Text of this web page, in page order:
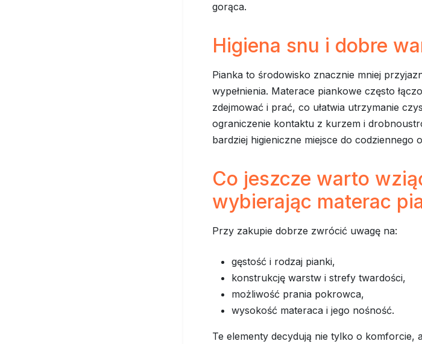
gorąca.
Higiena snu i dobre
Pianka to środowisko znacznie mniej
wypełnienia. Materace piankowe często
zdejmować i prać, co ułatwia utrzymanie
ograniczenie kontaktu z kurzem i
bardziej higieniczne miejsce do codziennego
Co jeszcze warto
wybierając materac
Przy zakupie dobrze zwrócić uwagę na:
gęstość i rodzaj pianki,
konstrukcję warstw i strefy twardości,
możliwość prania pokrowca,
wysokość materaca i jego nośność.
Te elementy decydują nie tylko o komforcie,